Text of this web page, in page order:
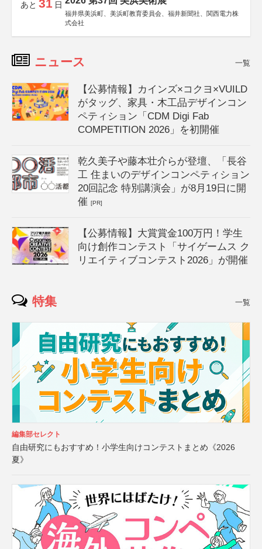
あと 31 日
福井県美浜町、美浜町教育委員会、福井新聞社、関西電力株
式会社
ニュース 一覧
【公募情報】カインズ×コクヨ×VUILD
がタッグ、家具・木工品デザインコン
ペティション「CDM Digi Fab
COMPETITION 2026」を初開催
乾久美子や藤本壮介らが登壇、「長谷
工 住まいのデザインコンペティション
20回記念 特別講演会」が8月19日に開
催[PR]
【公募情報】大賞賞金100万円！学生
向け創作コンテスト「サイゲームス ク
リエイティブコンテスト2026」が開催
特集 一覧
編集部セレクト
自由研究にもおすすめ！小学生向けコンテストまとめ《2026
夏》